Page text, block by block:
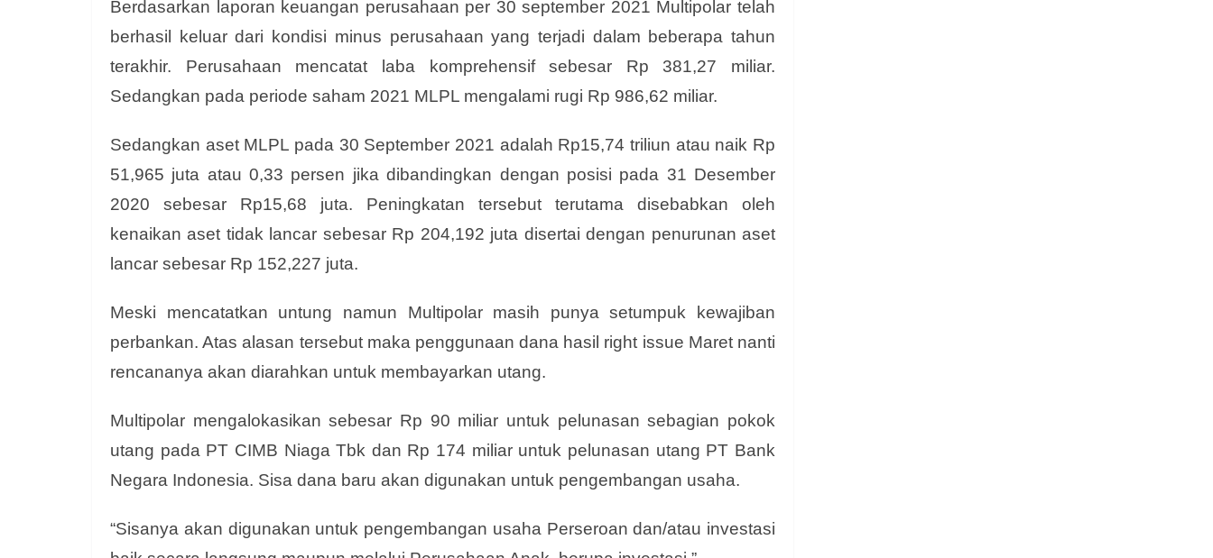
Berdasarkan laporan keuangan perusahaan per 30 september 2021 Multipolar telah
berhasil keluar dari kondisi minus perusahaan yang terjadi dalam beberapa tahun
terakhir. Perusahaan mencatat laba komprehensif sebesar Rp 381,27 miliar.
Sedangkan pada periode saham 2021 MLPL mengalami rugi Rp 986,62 miliar.
Sedangkan aset MLPL pada 30 September 2021 adalah Rp15,74 triliun atau naik Rp
51,965 juta atau 0,33 persen jika dibandingkan dengan posisi pada 31 Desember
2020 sebesar Rp15,68 juta. Peningkatan tersebut terutama disebabkan oleh
kenaikan aset tidak lancar sebesar Rp 204,192 juta disertaidengan penurunan aset
lancar sebesar Rp 152,227 juta.
Meski mencatatkan untung namun Multipolar masih punya setumpuk kewajiban
perbankan. Atas alasan tersebut maka penggunaan dana hasil right issue Maret nanti
rencananya akan diarahkan untuk membayarkan utang.
Multipolar mengalokasikan sebesar Rp 90 miliar untuk pelunasan sebagian pokok
utang pada PT CIMB Niaga Tbk dan Rp 174 miliar untuk pelunasan utang PT Bank
Negara Indonesia. Sisa dana baru akan digunakan untuk pengembangan usaha.
“Sisanya akan digunakan untuk pengembangan usaha Perseroan dan/atau investasi